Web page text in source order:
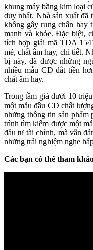
khung máy bằng kim loại
duy nhất. Nhà sản xuất đã
không gây rung chấn hay
mạnh và khỏe. Đặc biệt,
tích hợp giải mã TDA
mẽ, chất âm hay, chi tiết.
bị này, đã được những
nhiều mẫu CD đắt tiền
chất âm hay.
Trong tầm giá dưới 10
một mẫu đầu CD chất
những thông tin sản phẩm
trình tìm kiếm được một
đầu tư tài chính, mà vẫn
những trải nghiệm nghe
Các bạn có thể tham